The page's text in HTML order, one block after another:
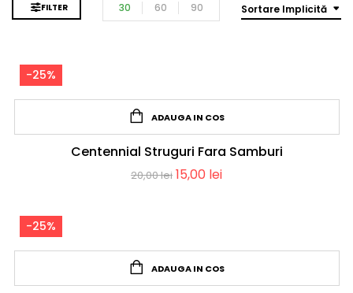
FILTER Sortare Implicită
30 60 90
-25%
ADAUGA IN COS
Centennial Struguri Fara Samburi
20,00lei 15,00 lei
-25%
ADAUGA IN COS